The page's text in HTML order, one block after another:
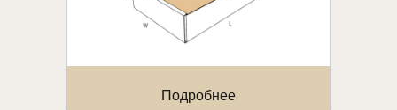
Подробнее